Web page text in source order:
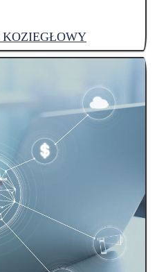
KOZIEGŁOWY